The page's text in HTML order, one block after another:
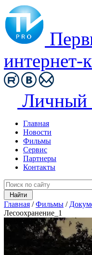
интернет-
Личный
Главная
Новости
Фильмы
Сервис
Партнеры
Контакты
Главная /Фильмы /
Лесоохранение_1